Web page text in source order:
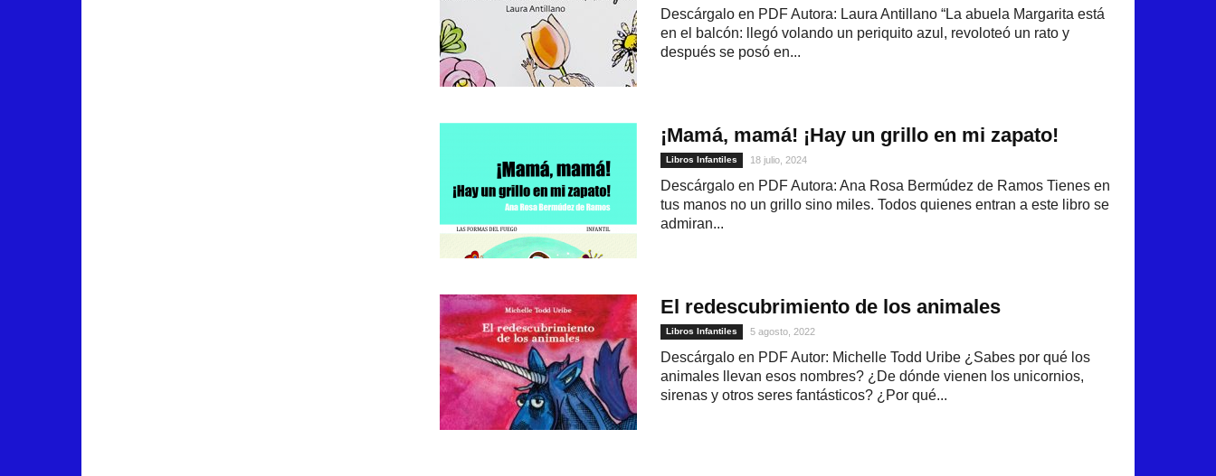
Descárgalo en PDF Autora: Laura Antillano “La abuela Margarita está
en el balcón: llegó volando un periquito azul, revoloteó un rato y
después se posó en...
¡Mamá, mamá! ¡Hay un grillo en mi zapato!
Libros Infantiles 18 julio, 2024
Descárgalo en PDF Autora: Ana Rosa Bermúdez de Ramos Tienes en
tus manos no un grillo sino miles. Todos quienes entran a este libro se
admiran...
El redescubrimiento de los animales
Libros Infantiles 5 agosto, 2022
Descárgalo en PDF Autor: Michelle Todd Uribe ¿Sabes por qué los
animales llevan esos nombres? ¿De dónde vienen los unicornios,
sirenas y otros seres fantásticos? ¿Por qué...